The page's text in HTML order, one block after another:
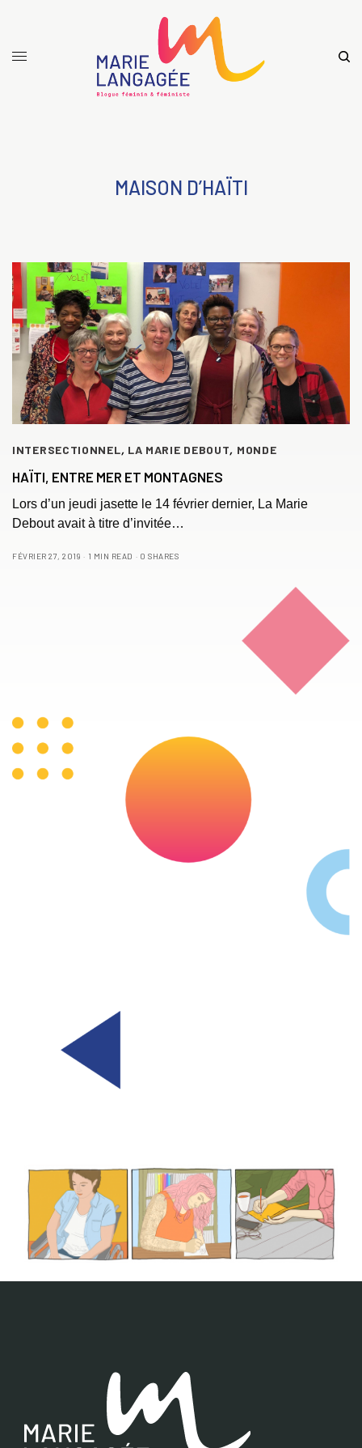
MAISON D’HAÏTI
INTERSECTIONNEL, LA MARIE DEBOUT, MONDE
HAÏTI, ENTRE MER ET MONTAGNES
Lors d’un jeudi jasette le 14 février dernier, La Marie
Debout avait à titre d’invitée…
FÉVRIER 27, 2019 1 MIN READ 0 SHARES